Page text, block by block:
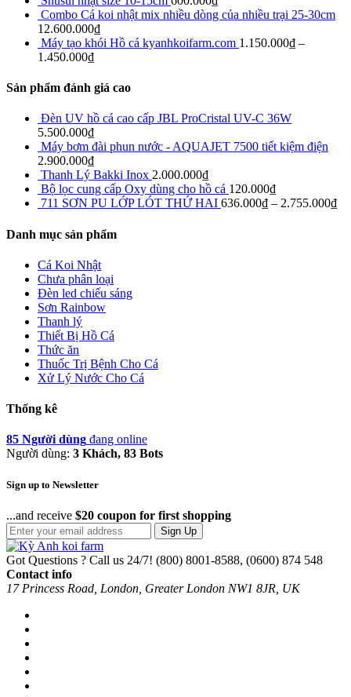
Combo Cá koi nhật mix nhiều dòng của nhiều trại 25-30cm
12.600.000₫
Máy tạo khói Hồ cá kyanhkoifarm.com 1.150.000₫ –
1.450.000₫
Sản phẩm đánh giá cao
Đèn UV hồ cá cao cấp JBL ProCristal UV-C 36W
5.500.000₫
Máy bơm đài phun nước - AQUAJET 7500 tiết kiệm điện
2.900.000₫
Thanh Lý Bakki Inox 2.000.000₫
Bộ lọc cung cấp Oxy dùng cho hồ cá 120.000₫
711 SƠN PU LỚP LÓT THỨ HAI 636.000₫ – 2.755.000₫
Danh mục sản phẩm
Cá Koi Nhật
Chưa phân loại
Đèn led chiếu sáng
Sơn Rainbow
Thanh lý
Thiết Bị Hồ Cá
Thức ăn
Thuốc Trị Bệnh Cho Cá
Xử Lý Nước Cho Cá
Thống kê
85 Người dùng đang online
Người dùng: 3 Khách, 83 Bots
Sign up to Newsletter
...and receive $20 coupon for first shopping
Sign Up
Got Questions ? Call us 24/7! (800) 8001-8588, (0600) 874 548
Contact info
17 Princess Road, London, Greater London NW1 8JR, UK